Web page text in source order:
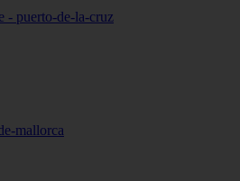
- puerto-de-la-cruz
mallorca